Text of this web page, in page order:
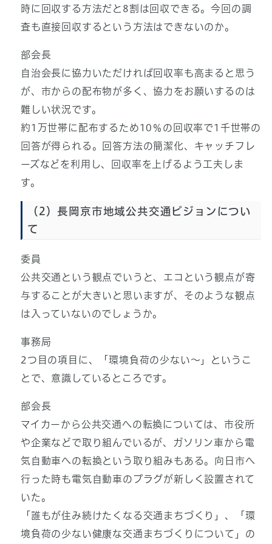
時に回収する方法だと8割は回収できる。今回の調
査も直接回収するという方法はできないのか。
部会長
自治会長に協力いただければ回収率も高まると思う
が、市からの配布物が多く、協力をお願いするのは
難しい状況です。
約1万世帯に配布するため10％の回収率で1千世帯の
回答が得られる。回答方法の簡潔化、キャッチフレ
ーズなどを利用し、回収率を上げるよう工夫しま
す。
（2）長岡京市地域公共交通ビジョンについ
て
委員
公共交通という観点でいうと、エコという観点が寄
与することが大きいと思いますが、そのような観点
は入っていないのでしょうか。
事務局
2つ目の項目に、「環境負荷の少ない～」というこ
とで、意識しているところです。
部会長
マイカーから公共交通への転換については、市役所
や企業などで取り組んでいるが、ガソリン車から電
気自動車への転換という取り組みもある。向日市へ
行った時も電気自動車のプラグが新しく設置されて
いた。
「誰もが住み続けたくなる交通まちづくり」、「環
境負荷の少ない健康な交通まちづくりについて」の